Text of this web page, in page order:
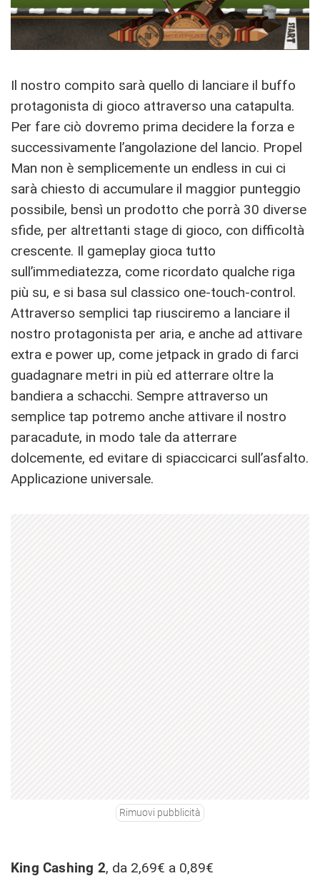
Il nostro compito sarà quello di lanciare il buffo
protagonista di gioco attraverso una catapulta.
Per fare ciò dovremo prima decidere la forza e
successivamente l’angolazione del lancio. Propel
Man non è semplicemente un endless in cui ci
sarà chiesto di accumulare il maggior punteggio
possibile, bensì un prodotto che porrà 30 diverse
sfide, per altrettanti stage di gioco, con difficoltà
crescente. Il gameplay gioca tutto
sull’immediatezza, come ricordato qualche riga
più su, e si basa sul classico one-touch-control.
Attraverso semplici tap riusciremo a lanciare il
nostro protagonista per aria, e anche ad attivare
extra e power up, come jetpack in grado di farci
guadagnare metri in più ed atterrare oltre la
bandiera a schacchi. Sempre attraverso un
semplice tap potremo anche attivare il nostro
paracadute, in modo tale da atterrare
dolcemente, ed evitare di spiaccicarci sull’asfalto.
Applicazione universale.
Rimuovi pubblicità
King Cashing 2, da 2,69€ a 0,89€